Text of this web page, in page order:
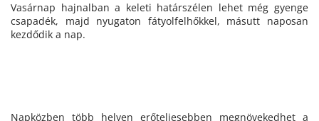
Vasárnap hajnalban a keleti határszélen lehet még gyenge
csapadék, majd nyugaton fátyolfelhőkkel, másutt naposan
kezdődik a nap.
Napközben több helyen erőteljesebben megnövekedhet a